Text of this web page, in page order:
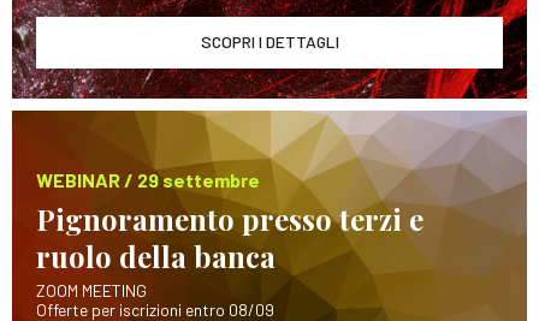
SCOPRI I DETTAGLI
WEBINAR / 29 settembre
Pignoramento presso terzi e
ruolo della banca
ZOOM MEETING
Offerte per iscrizioni entro 08/09